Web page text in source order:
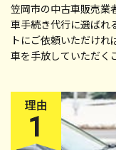
笠岡市の中古車販売業
車手続き代行に選ばれ
トにご依頼いただけ
車を手放していただく